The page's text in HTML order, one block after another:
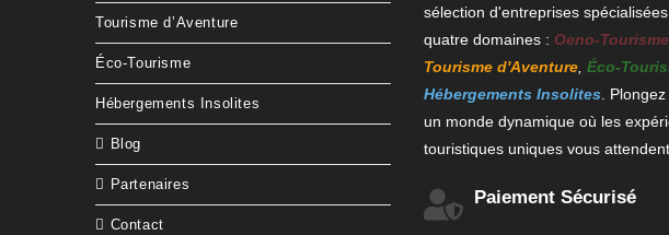
Tourisme d’Aventure
Éco-Tourisme
Hébergements Insolites
Blog
Partenaires
Contact
sélection d'entreprises spécialisées
quatre domaines : Oeno-Tourisme
Tourisme d'Aventure, Éco-
Hébergements Insolites.
un monde dynamique où les
touristiques uniques vous
Paiement Sécurisé